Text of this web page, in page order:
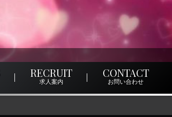
RECRUIT
求人案内
CONTACT
お問い合わせ